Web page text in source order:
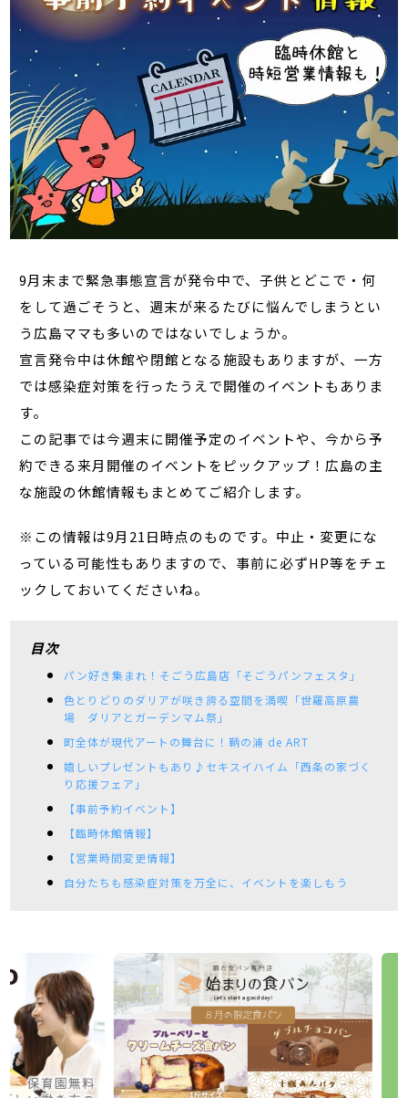
9月末まで緊急事態宣言が発令中で、子供とどこで・何
をして過ごそうと、週末が来るたびに悩んでしまうとい
う広島ママも多いのではないでしょうか。
宣言発令中は休館や閉館となる施設もありますが、一方
では感染症対策を行ったうえで開催のイベントもありま
す。
この記事では今週末に開催予定のイベントや、今から予
約できる来月開催のイベントをピックアップ！広島の主
な施設の休館情報もまとめてご紹介します。
※この情報は9月21日時点のものです。中止・変更にな
っている可能性もありますので、事前に必ずHP等をチェ
ックしておいてくださいね。
目次
パン好き集まれ！そごう広島店「そごうパンフェスタ」
色とりどりのダリアが咲き誇る空間を満喫「世羅高原農
場 ダリアとガーデンマム祭」
町全体が現代アートの舞台に！鞆の浦 de ART
嬉しいプレゼントもあり♪セキスイハイム「西条の家づく
り応援フェア」
【事前予約イベント】
【臨時休館情報】
【営業時間変更情報】
自分たちも感染症対策を万全に、イベントを楽しもう